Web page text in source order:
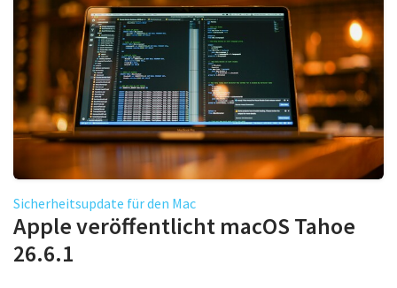
Sicherheitsupdate für den Mac
Apple veröffentlicht macOS Tahoe
26.6.1